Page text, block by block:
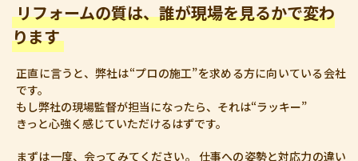
リフォームの質は、誰が現場を見るかで変わ
ります
正直に言うと、弊社は“プロの施工”を求める方に向いている会社
です。
もし弊社の現場監督が担当になったら、それは“ラッキー”
きっと心強く感じていただけるはずです。
まずは一度、会ってみてください。 仕事への姿勢と対応力の違い